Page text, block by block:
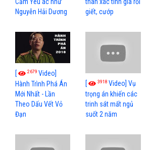
Nguyễn Hải Dương
giết, cướp
[ 2679 Video]
Hành Trình Phá Án
Mới Nhất - Lần
Theo Dấu Vết Vỏ
Đạn
[ 3918Video] Vụ
trọng án khiến các
trinh sát mất ngủ
suốt 2 năm